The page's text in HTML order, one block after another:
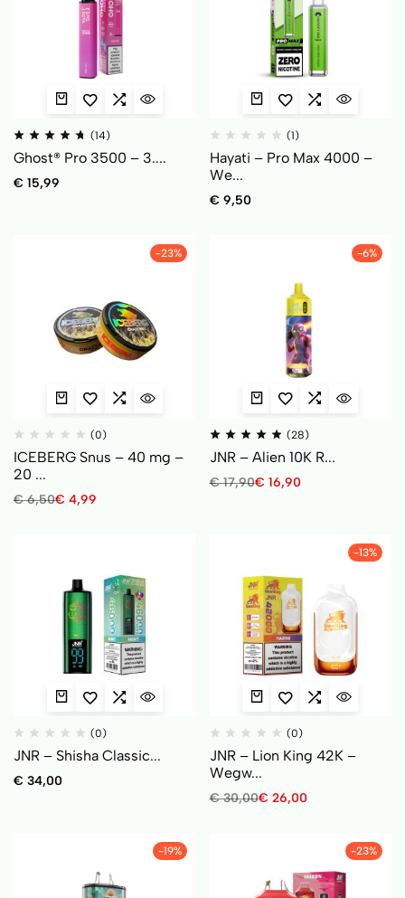
(14)
Ghost® Pro 3500 – 3....
€ 15,99
(1)
Hayati – Pro Max 4000 –
We...
€ 9,50
-23%
(0)
ICEBERG Snus – 40 mg –
20 ...
€6,50€ 4,99
-6%
(28)
JNR – Alien 10K R...
€17,90€ 16,90
(0)
JNR – Shisha Classic...
€ 34,00
-13%
(0)
JNR – Lion King 42K –
Wegw...
€30,00€ 26,00
-19% -23%